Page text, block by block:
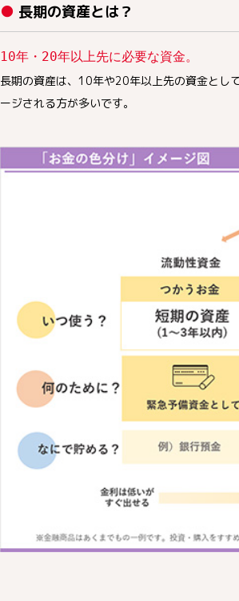
● 長期の資産とは？
10年・20年以上先に必要な資金。
長期の資産は、10年や20年以上先の資金とし
ージされる方が多いです。